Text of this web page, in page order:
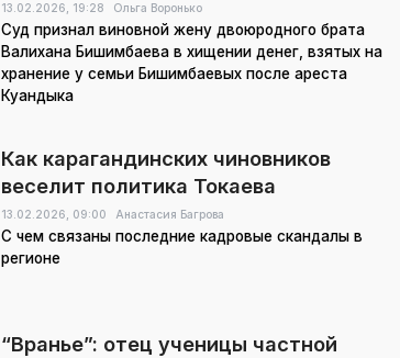
13.02.2026, 19:28 Ольга Воронько
Суд признал виновной жену двоюродного брата
Валихана Бишимбаева в хищении денег, взятых на
хранение у семьи Бишимбаевых после ареста
Куандыка
Как карагандинских чиновников
веселит политика Токаева
13.02.2026, 09:00 Анастасия Багрова
С чем связаны последние кадровые скандалы в
регионе
“Вранье”: отец ученицы частной